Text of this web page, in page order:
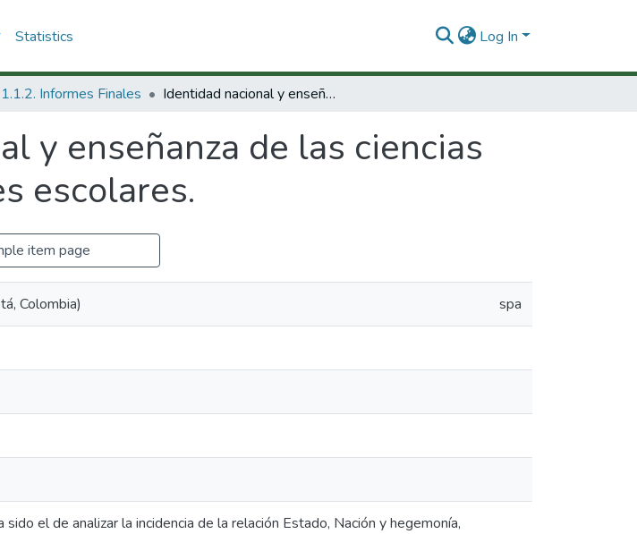
Statistics Log In
1.1.2. Informes Finales Identidad nacional y enseñanza de las ciencias sociales, análisis de manuales escolares.
y enseñanza de las ciencias
escolares.
item page
Colombia) spa
el de analizar la incidencia de la relación Estado, Nación y hegemonía,